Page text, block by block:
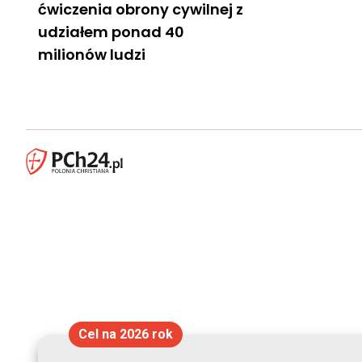
ćwiczenia obrony cywilnej z
udziałem ponad 40
milionów ludzi
Cel na 2026 rok